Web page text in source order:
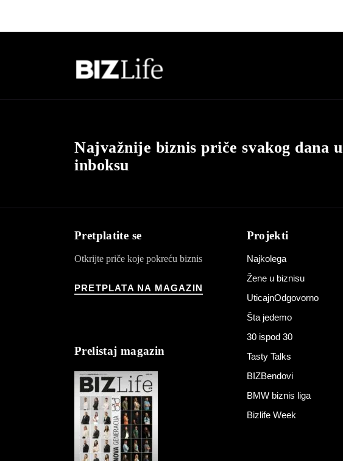
Najvažnije biznis priče svakog dana u
inboksu
Pretplatite se
Otkrijte priče koje pokreću biznis
PRETPLATA NA MAGAZIN
Prelistaj magazin
Projekti
Najkolega
Žene u biznisu
UticajnOdgovorno
Šta jedemo
30 ispod 30
Tasty Talks
BIZBendovi
BMW biznis liga
Bizlife Week